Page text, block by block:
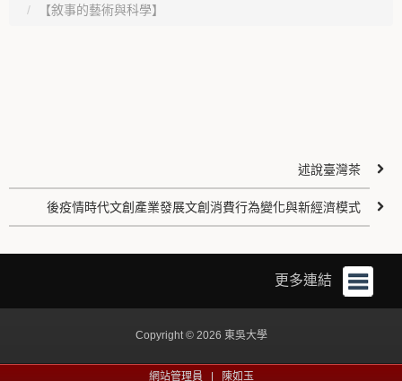
【敘事的藝術與科學】
述說臺灣茶
後疫情時代文創產業發展文創消費行為變化與新經濟模式
更多連結
Copyright © 2026 東吳大學
網站管理員 | 陳如玉